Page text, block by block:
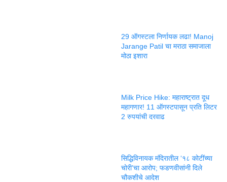
29 ऑगस्टला निर्णायक लढा! Manoj
Jarange Patil चा मराठा समाजाला
मोठा इशारा
Milk Price Hike: महाराष्ट्रात दूध
महागणार! 11 ऑगस्टपासून प्रति लिटर
2 रुपयांची दरवाढ
सिद्धिविनायक मंदिरातील ‘१८ कोटींच्या
चोरी’चा आरोप; फडणवीसांनी दिले
चौकशीचे आदेश